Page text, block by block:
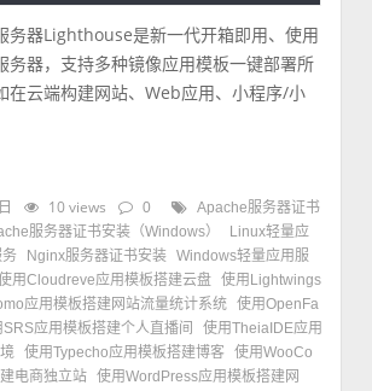
务器Lighthouse是新一代开箱即用、使用
务器，支持多种镜像应用模板一键部署所
在云端构建网站、Web应用、小程序/小
10 views 0
Apache服务器证书
服务器证书安装（Windows）
Linux轻量应
Nginx服务器证书安装 Windows轻量应用服
用Cloudreve应用模板搭建云盘 使用Lightwings
应用模板搭建网站流量统计系统 使用OpenFa
SRS应用模板搭建个人直播间
使用TheiaIDE应用
使用Typecho应用模板搭建博客
使用WooCo
电商独立站 使用WordPress应用模板搭建网